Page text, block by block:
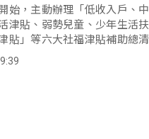
始，主動辦理「低收入戶、
津貼、弱勢兒童、少年生活
貼」等六大社福津貼補助總清
眾不用再親臨現場，全縣總
達7萬人。